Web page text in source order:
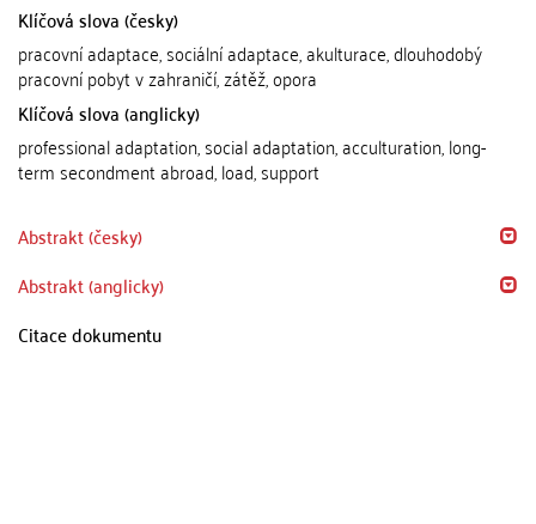
Klíčová slova (česky)
pracovní adaptace, sociální adaptace, akulturace, dlouhodobý
pracovní pobyt v zahraničí, zátěž, opora
Klíčová slova (anglicky)
professional adaptation, social adaptation, acculturation, long-
term secondment abroad, load, support
Abstrakt (česky)
Abstrakt (anglicky)
Citace dokumentu